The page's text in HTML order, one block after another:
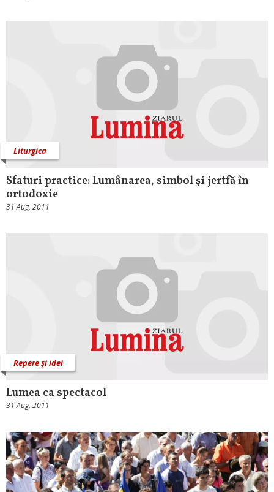
Liturgica
Sfaturi practice: Lumânarea, simbol şi jertfă în
ortodoxie
31 Aug, 2011
Repere și idei
Lumea ca spectacol
31 Aug, 2011